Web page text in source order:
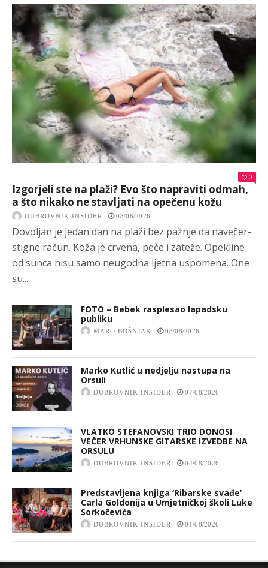
0
Izgorjeli ste na plaži? Evo što napraviti odmah,
a što nikako ne stavljati na opečenu kožu
DUBROVNIK INSIDER 08/08/2026
Dovoljan je jedan dan na plaži bez pažnje da navečer-
stigne račun. Koža je crvena, peče i zateže. Opekline
od sunca nisu samo neugodna ljetna uspomena. One
su...
FOTO – Bebek rasplesao lapadsku
publiku
MARO BOŠNJAK 08/08/2026
Marko Kutlić u nedjelju nastupa na
Orsuli
DUBROVNIK INSIDER 07/08/2026
VLATKO STEFANOVSKI TRIO DONOSI
VEČER VRHUNSKE GITARSKE IZVEDBE NA
ORSULU
DUBROVNIK INSIDER 04/08/2026
Predstavljena knjiga ‘Ribarske svađe’
Carla Goldonija u Umjetničkoj školi Luke
Sorkočevića
DUBROVNIK INSIDER 01/08/2026